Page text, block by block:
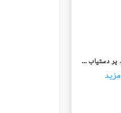
گلبرگ لاہور میں 1 کمرے کا 2 مرلہ فلیٹ 1.4 لاکھ میں کرایہ پر دستیاب ہے۔
مزید